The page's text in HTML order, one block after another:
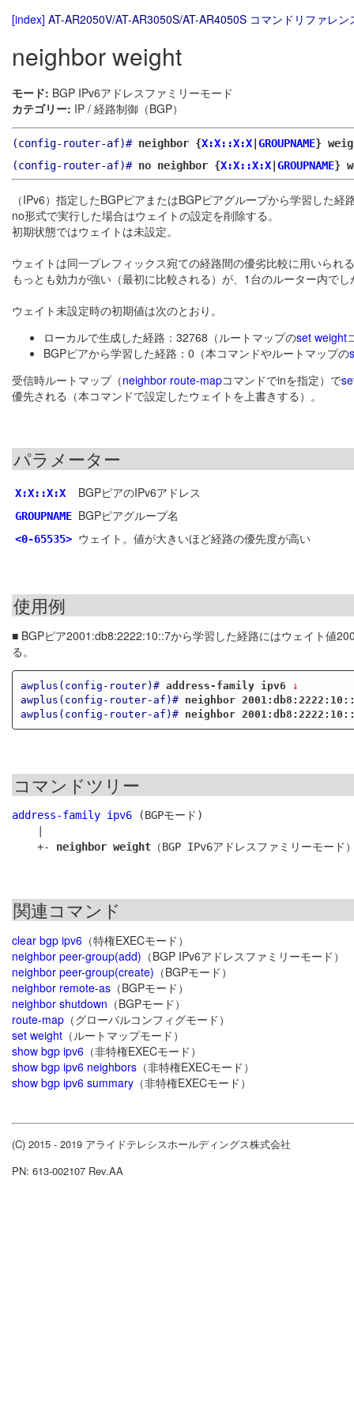
[index] AT-AR2050V/AT-AR3050S/AT-AR4050S コマンドリファレン
neighbor weight
モード: BGP IPv6アドレスファミリーモード
カテゴリー: IP / 経路制御（BGP）
(config-router-af)# neighbor {X:X::X:X GROUPNAME}
(config-router-af)# no neighbor {X:X::X:X GROUPNAME}
（IPv6）指定したBGPピアまたはBGPピアグループから学習した
no形式で実行した場合はウェイトの設定を削除する。
初期状態ではウェイトは未設定。
ウェイトは同一プレフィックス宛ての経路間の優劣比較に用いら
もっとも効力が強い（最初に比較される）が、1台のルーター内で
ウェイト未設定時の初期値は次のとおり。
ローカルで生成した経路：32768（ルートマップのset weight
BGPピアから学習した経路：0（本コマンドやルートマップの
受信時ルートマップ（neighbor route-mapコマンドでinを指定）で
優先される（本コマンドで設定したウェイトを上書きする）。
パラメーター
X:X::X:X BGPピアのIPv6アドレス
GROUPNAME BGPピアグループ名
<0-65535> ウェイト。値が大きいほど経路の優先度が高い
使用例
■ BGPピア2001:db8:2222:10::7から学習した経路にはウェイト値
る。
awplus(config-router)# address-family ipv6 ↓
awplus(config-router-af)#
neighbor
awplus(config-router-af)#
neighbor
コマンドツリー
address-family ipv6 (BGPモード)
    +-
neighbor weight
関連コマンド
clear bgp ipv6 （特権EXECモード）
neighbor peer-group(add) （BGP IPv6アドレスファミリーモード）
neighbor peer-group(create) （BGPモード）
neighbor remote-as （BGPモード）
neighbor shutdown （BGPモード）
route-map （グローバルコンフィグモード）
set weight （ルートマップモード）
show bgp ipv6 （非特権EXECモード）
show bgp ipv6 neighbors （非特権EXECモード）
show bgp ipv6 summary （非特権EXECモード）
(C) 2015 - 2019 アライドテレシスホールディングス株式会社
PN: 613-002107 Rev.AA